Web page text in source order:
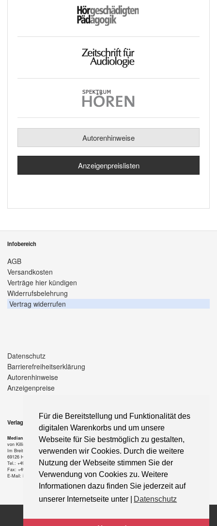
Für die Bereitstellung und Funktionalität des
digitalen Warenkorbs und um unsere
Webseite für Sie bestmöglich zu gestalten,
verwenden wir Cookies. Durch die weitere
Nutzung der Webseite stimmen Sie der
Verwendung von Cookies zu. Weitere
Informationen dazu finden Sie jederzeit auf
unserer Internetseite unter |
Datenschutz
Autorenhinweise
Anzeigenpreislisten
Infobereich
AGB
Versandkosten
Verträge hier kündigen
Widerrufsbelehrung
Vertrag widerrufen
Datenschutz
Barrierefreiheitserklärung
Autorenhinweise
Anzeigenpreise
Verlag
Median-Verlag
von Killisch-Horn GmbH
Im Breitspiel 11 a
69126 Heidelberg
Tel.: +49-6221-90 509-0
Fax: +49-6221-90 509-20
E-Mail: info@median-verlag.de